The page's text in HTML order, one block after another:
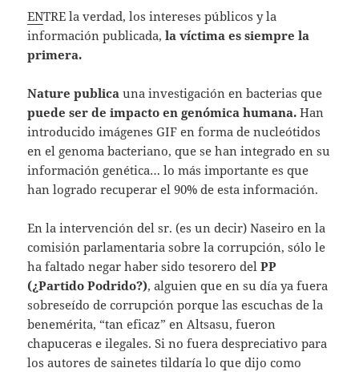
ENTRE la verdad, los intereses públicos y la
información publicada,la víctima es siempre la
primera.
Nature publica una investigación en bacterias que
puede ser de impacto en genómica humana. Han
introducido imágenes GIF en forma de nucleótidos
en el genoma bacteriano, que se han integrado en su
información genética… lo más importante es que
han logrado recuperar el 90% de esta información.
En la intervención del sr. (es un decir) Naseiro en la
comisión parlamentaria sobre la corrupción, sólo le
ha faltado negar haber sido tesorero delPP
(¿Partido Podrido?), alguien que en su día ya fuera
sobreseído de corrupción porque las escuchas de la
benemérita, “tan eficaz” en Altsasu, fueron
chapuceras e ilegales. Si no fuera despreciativo para
los autores de sainetes tildaría lo que dijo como